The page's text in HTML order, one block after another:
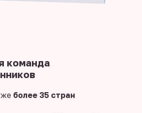
команда
более 35 стран